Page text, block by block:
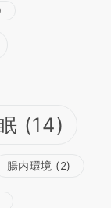
(14)
腸内環境 (2)